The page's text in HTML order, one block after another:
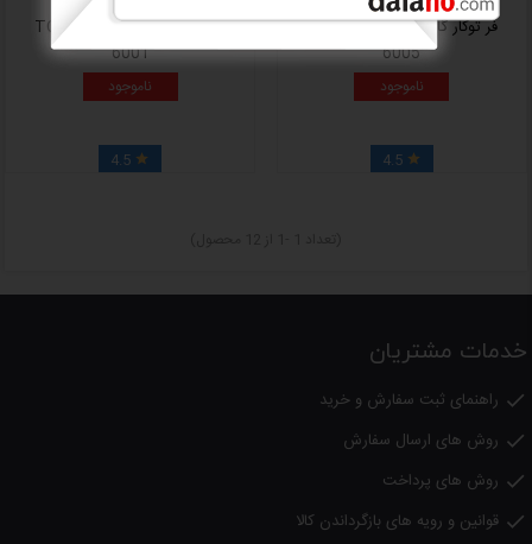
فر توکار گازی تکنو گاز مدل TC
6005
ناموجود

4.5
فر توکار گازی تکنو گاز مدل TC
6001
ناموجود

خدمات مشتریان
 راهنمای ثبت سفارش و خرید
 روش های ارسال سفارش
 روش های پرداخت
 قوانین و رویه های بازگرداندن کالا